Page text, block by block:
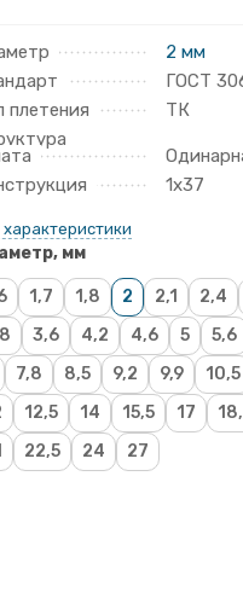
2 мм
ГОСТ
плетения
ТК
1х37
характеристики
мм
1,7 1,8 2 2,1
2,4
3,6 4,2 4,6 5
5,6
7,8 8,5 9,2 9,9
10,5
12,5 14 15,5 17
22,5 24 27